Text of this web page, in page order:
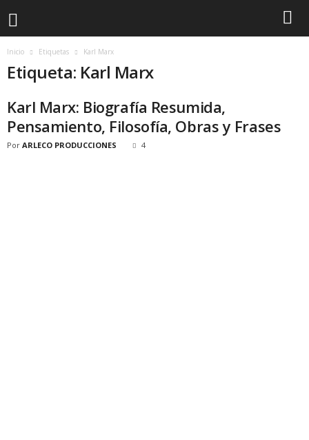
Inicio Etiquetas Karl Marx
Etiqueta: Karl Marx
Karl Marx: Biografía Resumida,
Pensamiento, Filosofía, Obras y Frases
Por ARLECO PRODUCCIONES 4